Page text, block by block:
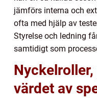
jämförs interna och
ofta med hjälp av
Styrelse och ledning
samtidigt som
värdet av